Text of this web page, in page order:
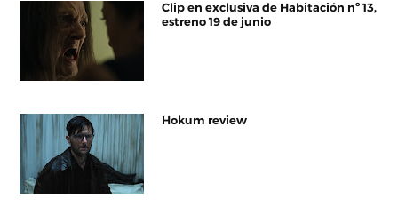
Clip en exclusiva de Habitación nº 13,
estreno 19 de junio
Hokum review